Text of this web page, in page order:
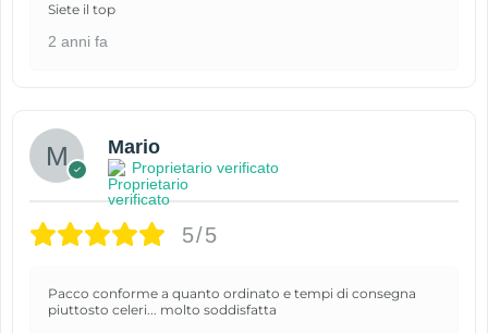
Siete il top
2 anni fa
Mario
Proprietario verificato
5/5
Pacco conforme a quanto ordinato e tempi di consegna
piuttosto celeri... molto soddisfatta